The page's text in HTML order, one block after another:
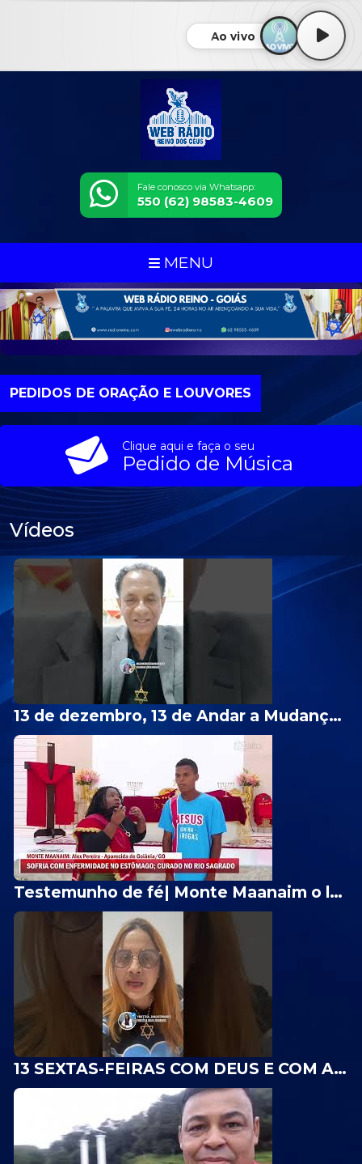
Ao vivo
Fale conosco via Whatsapp:
550 (62) 98583-4609
MENU
PEDIDOS DE ORAÇÃO E LOUVORES
Clique aqui e faça o seu
Pedido de Música
Vídeos
13 de dezembro, 13 de Andar a Mudança de sorte | Missionário Sérgio Rodrigues
Testemunho de fé| Monte Maanaim o lugar dos grandes milagres de Deus
13 SEXTAS-FEIRAS COM DEUS E COM ARCANJO MIGUEL| Profetisa Graça Fernandes